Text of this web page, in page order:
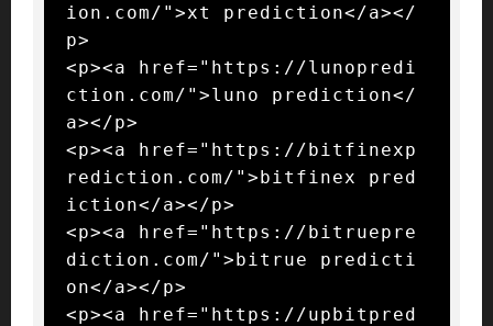
ion.com/">xt prediction</a></
p>
<p><a href="https://lunopredi
ction.com/">luno prediction</
a></p>
<p><a href="https://bitfinexp
rediction.com/">bitfinex pred
iction</a></p>
<p><a href="https://bitruepre
diction.com/">bitrue predicti
on</a></p>
<p><a href="https://upbitpred